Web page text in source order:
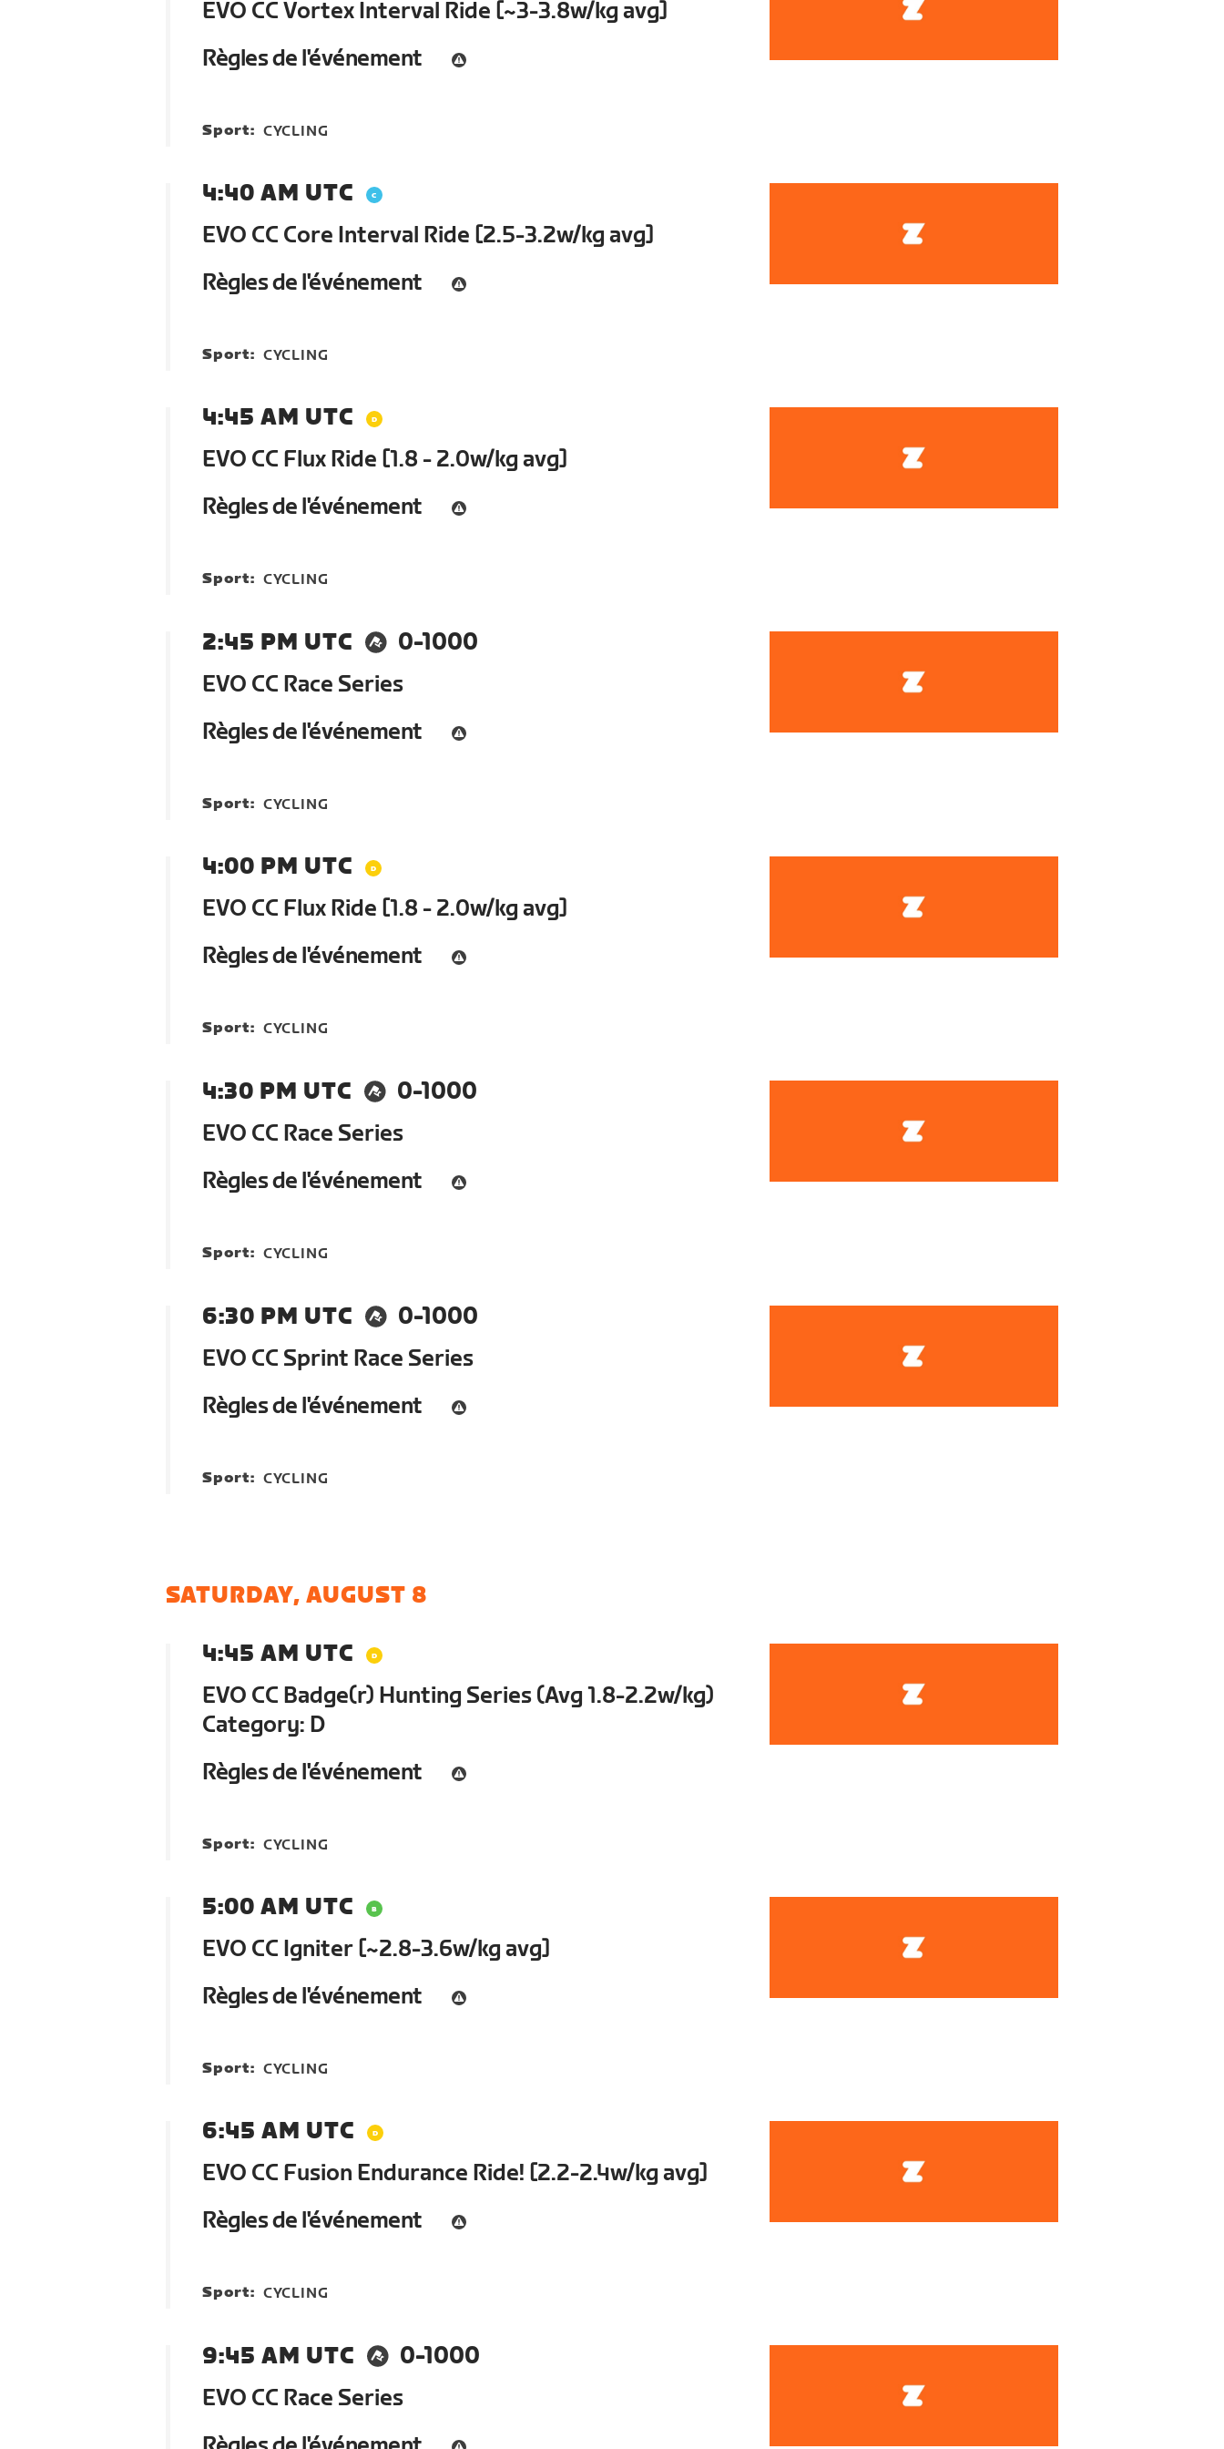
EVO CC Vortex Interval Ride [~3-3.8w/kg avg]
Règles de l'événement
Sport: CYCLING
4:40 AM UTC
EVO CC Core Interval Ride [2.5-3.2w/kg avg]
Règles de l'événement
Sport: CYCLING
4:45 AM UTC
EVO CC Flux Ride [1.8 - 2.0w/kg avg]
Règles de l'événement
Sport: CYCLING
2:45 PM UTC
0-1000
EVO CC Race Series
Règles de l'événement
Sport: CYCLING
4:00 PM UTC
EVO CC Flux Ride [1.8 - 2.0w/kg avg]
Règles de l'événement
Sport: CYCLING
4:30 PM UTC
0-1000
EVO CC Race Series
Règles de l'événement
Sport: CYCLING
6:30 PM UTC
0-1000
EVO CC Sprint Race Series
Règles de l'événement
Sport: CYCLING
SATURDAY, AUGUST 8
4:45 AM UTC
EVO CC Badge(r) Hunting Series (Avg 1.8-2.2w/kg)
Category: D
Règles de l'événement
Sport: CYCLING
5:00 AM UTC
EVO CC Igniter [~2.8-3.6w/kg avg]
Règles de l'événement
Sport: CYCLING
6:45 AM UTC
EVO CC Fusion Endurance Ride! [2.2-2.4w/kg avg]
Règles de l'événement
Sport: CYCLING
9:45 AM UTC
0-1000
EVO CC Race Series